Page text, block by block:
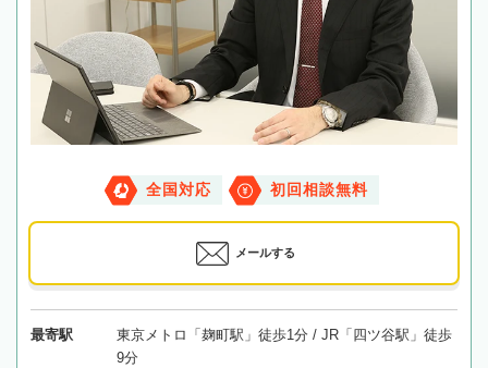
全国対応 初回相談無料
メールする
最寄駅
東京メトロ「麹町駅」徒歩1分 / JR「四ツ谷駅」徒歩
9分